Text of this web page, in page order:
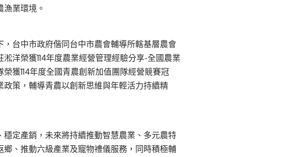
業環境。
台中市政府偕同台中市農會輔導所轄基層農會
洋榮獲114年度農業經營管理經驗分享-全國農業
獲114年度全國青農創新加值團隊經營競賽冠
策，輔導青農以創新思維與年輕活力持續精
定產銷，未來將持續推動智慧農業、多元農特
、推動六級產業及寵物禮儀服務，同時積極輔